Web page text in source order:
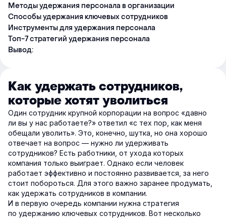
Методы удержания персонала в организации
Способы удержания ключевых сотрудников
Инструменты для удержания персонала
Топ-7 стратегий удержания персонала
Вывод:
Как удержать сотрудников,
которые хотят уволиться
Один сотрудник крупной корпорации на вопрос «давно
ли вы у нас работаете?» ответил «с тех пор, как меня
обещали уволить». Это, конечно, шутка, но она хорошо
отвечает на вопрос — нужно ли удерживать
сотрудников? Есть работники, от ухода которых
компания только выиграет. Однако если человек
работает эффективно и постоянно развивается, за него
стоит побороться. Для этого важно заранее продумать,
как удержать сотрудников в компании.
И в первую очередь компании нужна стратегия
по удержанию ключевых сотрудников. Вот несколько